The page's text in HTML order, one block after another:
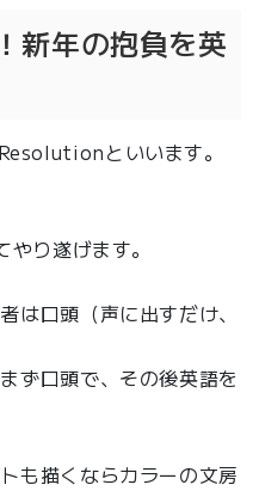
新年の抱負を英
といいます。
り遂げます。
は口頭（声に出すだけ、
口頭で、その後英語を
も描くならカラーの文房